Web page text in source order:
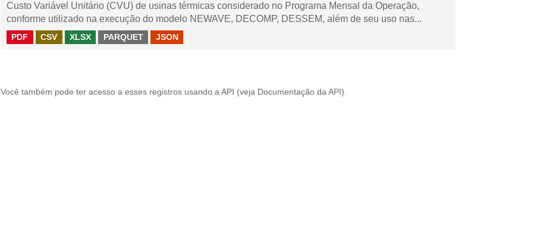
Custo Variável Unitário (CVU) de usinas térmicas considerado no Programa Mensal da Operação,
conforme utilizado na execução do modelo NEWAVE, DECOMP, DESSEM, além de seu uso nas...
PDF CSV XLSX PARQUET JSON
Você também pode ter acesso a esses registros usando a API (veja Documentação da API ).